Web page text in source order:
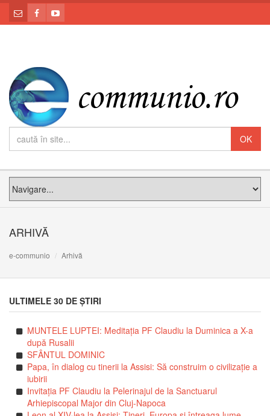
ARHIVĂ
e-communio Arhivă
ULTIMELE 30 DE ȘTIRI
MUNTELE LUPTEI: Meditația PF Claudiu la Duminica a X-a
după Rusalii
SFÂNTUL DOMINIC
Papa, în dialog cu tinerii la Assisi: Să construim o civilizație a
iubirii
Invitația PF Claudiu la Pelerinajul de la Sanctuarul
Arhiepiscopal Major din Cluj-Napoca